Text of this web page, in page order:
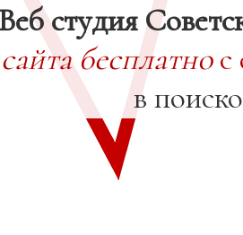
студия
бесплатнос
в